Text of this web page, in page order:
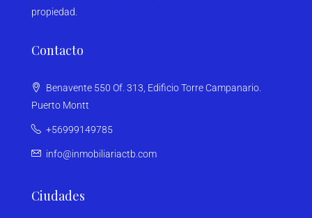
propiedad.
Contacto
Benavente 550 Of. 313, Edificio Torre Campanario.
Puerto Montt
+56999149785
info@inmobiliariactb.com
Ciudades